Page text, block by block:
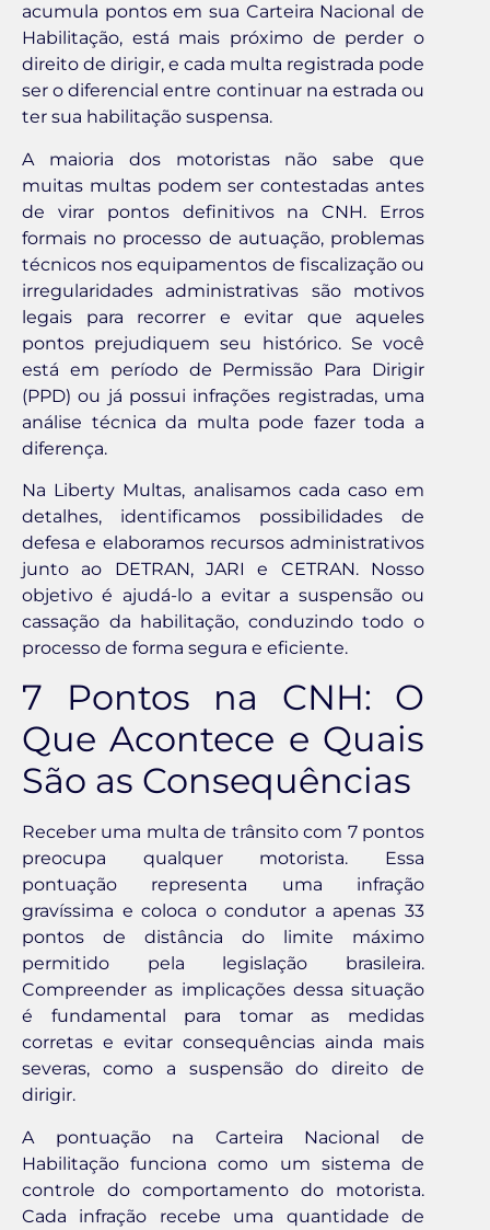
acumula pontos em sua Carteira Nacional de
Habilitação, está mais próximo de perder o
direito de dirigir, e cada multa registrada pode
ser o diferencial entre continuar na estrada ou
ter sua habilitação suspensa.
A maioria dos motoristas não sabe que
muitas multas podem ser contestadas antes
de virar pontos definitivos na CNH. Erros
formais no processo de autuação, problemas
técnicos nos equipamentos de fiscalização ou
irregularidades administrativas são motivos
legais para recorrer e evitar que aqueles
pontos prejudiquem seu histórico. Se você
está em período de Permissão Para Dirigir
(PPD) ou já possui infrações registradas, uma
análise técnica da multa pode fazer toda a
diferença.
Na Liberty Multas, analisamos cada caso em
detalhes, identificamos possibilidades de
defesa e elaboramos recursos administrativos
junto ao DETRAN, JARI e CETRAN. Nosso
objetivo é ajudá-lo a evitar a suspensão ou
cassação da habilitação, conduzindo todo o
processo de forma segura e eficiente.
7 Pontos na CNH: O
Que Acontece e Quais
São as Consequências
Receber uma multa de trânsito com 7 pontos
preocupa qualquer motorista. Essa
pontuação representa uma infração
gravíssima e coloca o condutor a apenas 33
pontos de distância do limite máximo
permitido pela legislação brasileira.
Compreender as implicações dessa situação
é fundamental para tomar as medidas
corretas e evitar consequências ainda mais
severas, como a suspensão do direito de
dirigir.
A pontuação na Carteira Nacional de
Habilitação funciona como um sistema de
controle do comportamento do motorista.
Cada infração recebe uma quantidade de